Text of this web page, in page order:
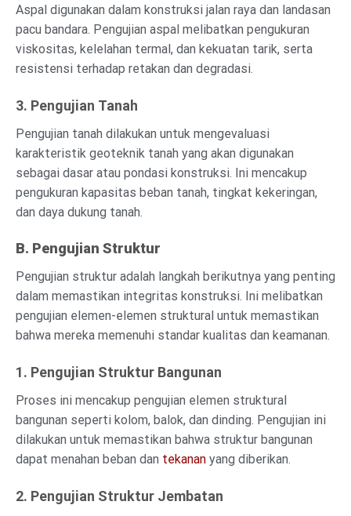
Aspal digunakan dalam konstruksi jalan raya dan landasan
pacu bandara. Pengujian aspal melibatkan pengukuran
viskositas, kelelahan termal, dan kekuatan tarik, serta
resistensi terhadap retakan dan degradasi.
3. Pengujian Tanah
Pengujian tanah dilakukan untuk mengevaluasi
karakteristik geoteknik tanah yang akan digunakan
sebagai dasar atau pondasi konstruksi. Ini mencakup
pengukuran kapasitas beban tanah, tingkat kekeringan,
dan daya dukung tanah.
B. Pengujian Struktur
Pengujian struktur adalah langkah berikutnya yang penting
dalam memastikan integritas konstruksi. Ini melibatkan
pengujian elemen-elemen struktural untuk memastikan
bahwa mereka memenuhi standar kualitas dan keamanan.
1. Pengujian Struktur Bangunan
Proses ini mencakup pengujian elemen struktural
bangunan seperti kolom, balok, dan dinding. Pengujian ini
dilakukan untuk memastikan bahwa struktur bangunan
dapat menahan beban dan tekanan yang diberikan.
2. Pengujian Struktur Jembatan